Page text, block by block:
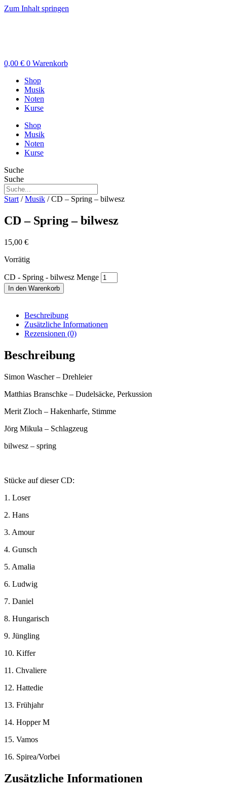
Zum Inhalt springen
0,00 € 0 Warenkorb
Shop
Musik
Noten
Kurse
Shop
Musik
Noten
Kurse
Suche
Suche
Start /Musik / CD – Spring – bilwesz
CD – Spring – bilwesz
15,00 €
Vorrätig
CD - Spring - bilwesz Menge
In den Warenkorb
Beschreibung
Zusätzliche Informationen
Rezensionen (0)
Beschreibung
Simon Wascher – Drehleier
Matthias Branschke – Dudelsäcke, Perkussion
Merit Zloch – Hakenharfe, Stimme
Jörg Mikula – Schlagzeug
bilwesz – spring
Stücke auf dieser CD:
1. Loser
2. Hans
3. Amour
4. Gunsch
5. Amalia
6. Ludwig
7. Daniel
8. Hungarisch
9. Jüngling
10. Kiffer
11. Chvaliere
12. Hattedie
13. Frühjahr
14. Hopper M
15. Vamos
16. Spirea/Vorbei
Zusätzliche Informationen